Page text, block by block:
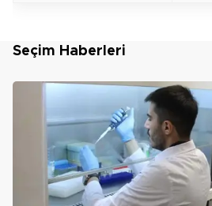
Seçim Haberleri